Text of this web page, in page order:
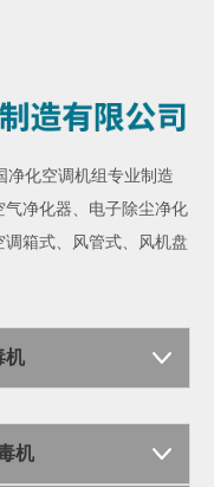
净化空调机组专业制造
气净化器、 电子除尘净化
箱式、风管式、风机盘
机
机